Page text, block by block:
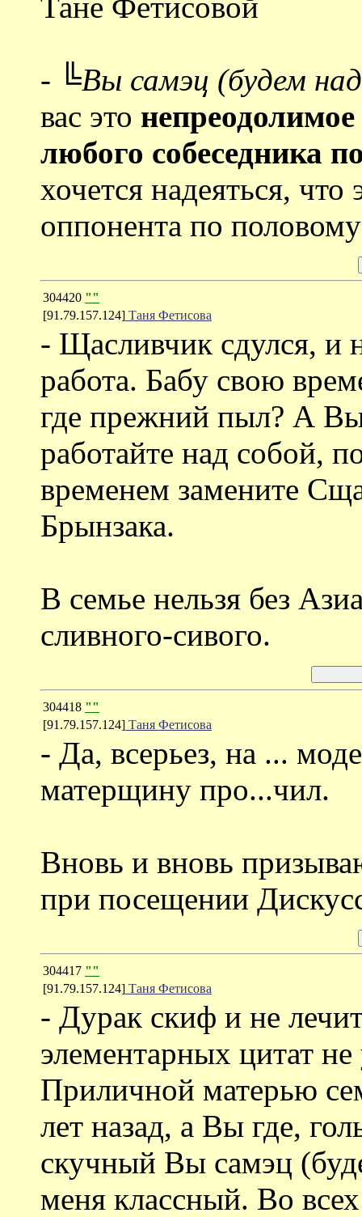
- ╚Вы самэц (будем
вас это
любого собеседника
хочется надеяться,
оппонента по
304420 ""
[91.79.157.124] Таня Фетисова
- Щасливчик сдулся, и
работа. Бабу свою
где прежний пыл? А
работайте над собой,
временем замените
Брынзака.
В семье нельзя без
сливного-сивого.
304418 ""
[91.79.157.124] Таня Фетисова
- Да, всерьез, на ...
матерщину про...чил.
Вновь и вновь
при посещении
304417 ""
[91.79.157.124] Таня Фетисова
- Дурак скиф и не
элементарных цитат
Приличной матерью
лет назад, а Вы где,
скучный Вы самэц
меня классный. Во